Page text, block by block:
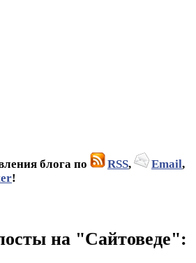
блога по RSS, Email,
!
на "Сайтоведе":